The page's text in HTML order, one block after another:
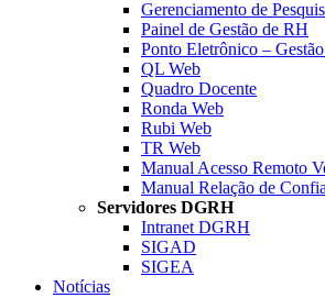
Gerenciamento de
Painel de Gestão de RH
Ponto Eletrônico –
QL Web
Quadro Docente
Ronda Web
Rubi Web
TR Web
Manual Acesso Remoto
Manual Relação de
Servidores DGRH
Intranet DGRH
SIGAD
SIGEA
Notícias